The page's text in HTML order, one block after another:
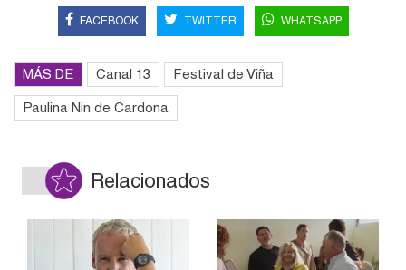
FACEBOOK TWITTER WHATSAPP
MÁS DE Canal 13 Festival de Viña
Paulina Nin de Cardona
Relacionados